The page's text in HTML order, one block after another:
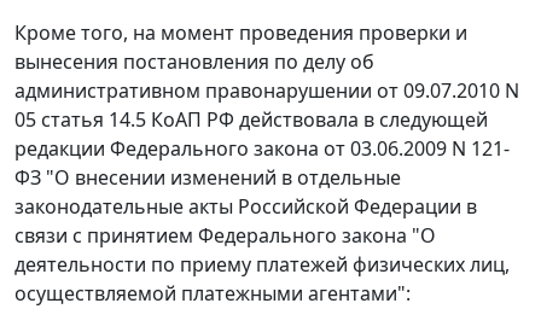
Кроме того, на момент проведения проверки и
вынесения постановления по делу об
административном правонарушении от 09.07.2010 N
05 статья 14.5 КоАП РФ действовала в следующей
редакции Федерального закона от 03.06.2009 N 121-
ФЗ "О внесении изменений в отдельные
законодательные акты Российской Федерации в
связи с принятием Федерального закона "О
деятельности по приему платежей физических лиц,
осуществляемой платежными агентами":